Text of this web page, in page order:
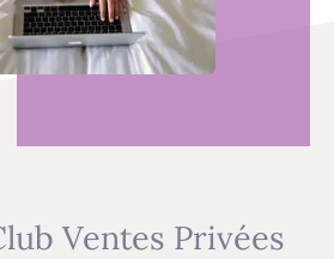
Ventes Privées